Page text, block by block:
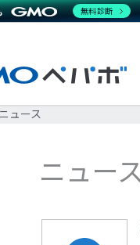
ニュース
ニュー
無料診断